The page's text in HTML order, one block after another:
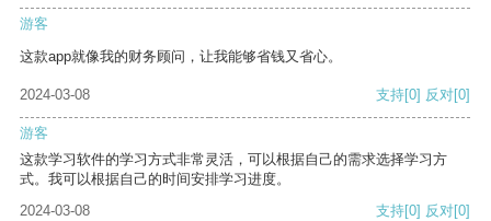
游客
这款app就像我的财务顾问，让我能够省钱又省心。
2024-03-08 支持[0] 反对[0]
游客
这款学习软件的学习方式非常灵活，可以根据自己的需求选择学习方
式。我可以根据自己的时间安排学习进度。
2024-03-08
支持[0] 反对[0]